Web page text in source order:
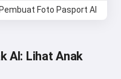
Pembuat Foto Pasport AI
AI: Lihat Anak